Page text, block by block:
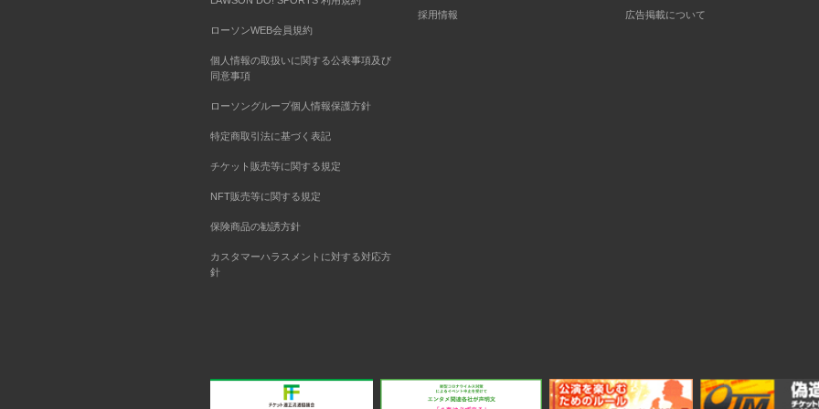
ローソンWEB会員規約
個人情報の取扱いに関する公表事項及び
同意事項
ローソングループ個人情報保護方針
特定商取引法に基づく表記
チケット販売等に関する規定
NFT販売等に関する規定
保険商品の勧誘方針
カスタマーハラスメントに対する対応方
針
採用情報 広告掲載について